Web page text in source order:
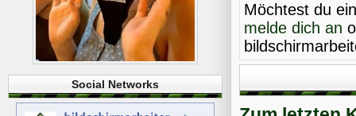
Möchtest du
melde dich an
Social Networks